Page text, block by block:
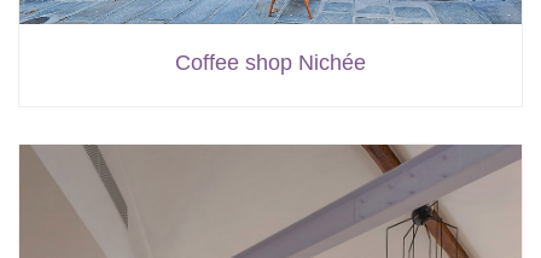
Coffee shop Nichée